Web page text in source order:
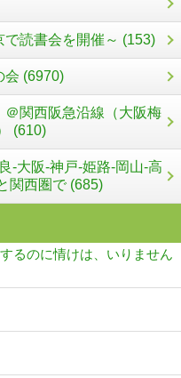
読書会を開催～ (153)
会 (6970)
関西阪急沿線（大阪梅
(610)
-大阪-神戸-姫路-岡山-高
関西圏で (685)
るのに情けは、いりません